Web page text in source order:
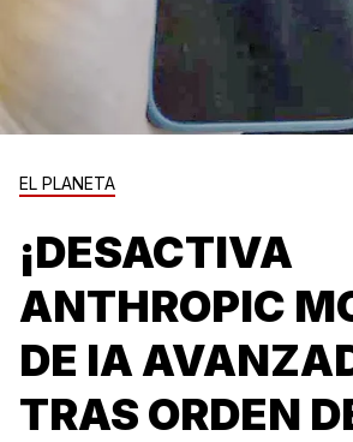
EL PLANETA
¡DESACTIVA
ANTHROPIC
DE IA
TRAS ORDEN